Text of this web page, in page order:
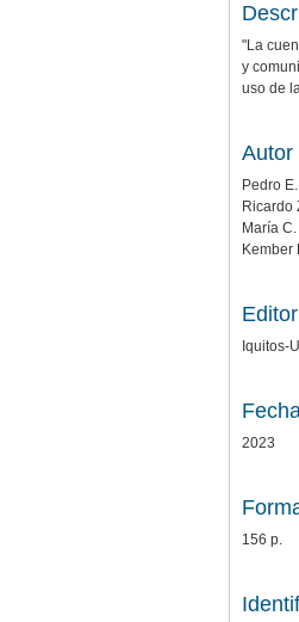
"La
y
uso de
Autor
Pedro
Ricardo
María
Kember
Editor
Iquitos-
2023
156 p.